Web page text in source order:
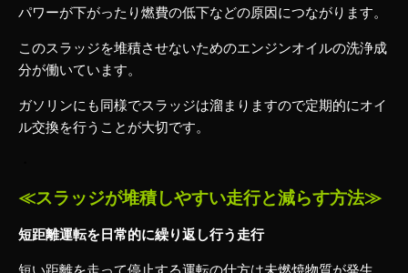
パワーが下がったり燃費の低下などの原因につながります。
このスラッジを堆積させないためのエンジンオイルの洗浄成
分が働いています。
ガソリンにも同様でスラッジは溜まりますので定期的にオイ
ル交換を行うことが大切です。
≪スラッジが堆積しやすい走行と減らす方法≫
短距離運転を日常的に繰り返し行う走行